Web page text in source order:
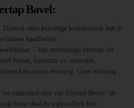
Bavel:
Dankzij onze krachtige koeltechniek heb je
binnen handbereik.
– Van eenvoudige biertaps tot
fusten, koolzuur en onderstel.
kan ermee overweg. Geen ervaring
we onderdeel zijn van Slijterij Breda “de
de beste deal én topkwaliteit bier.